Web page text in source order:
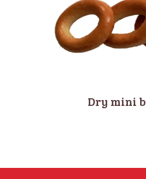
Dry mini